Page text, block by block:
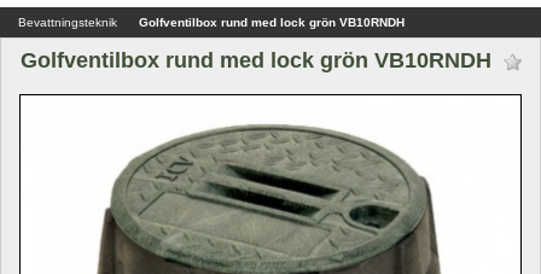
Bevattningsteknik Golfventilbox rund med lock grön VB10RNDH
Golfventilbox rund med lock grön VB10RNDH